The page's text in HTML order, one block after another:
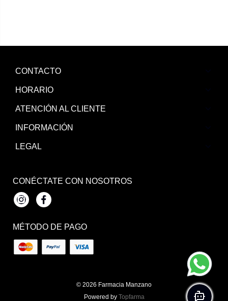
CONTACTO
HORARIO
ATENCIÓN AL CLIENTE
INFORMACIÓN
LEGAL
CONÉCTATE CON NOSOTROS
InstagramFacebook
MÉTODO DE PAGO
© 2026 Farmacia Manzano
Powered by Topfarma